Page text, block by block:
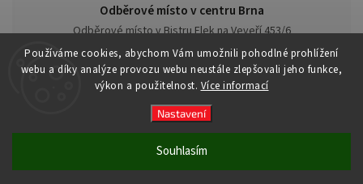
Používáme cookies, abychom Vám umožnili pohodlné prohlížení
webu a díky analýze provozu webu neustále zlepšovali jeho funkce,
výkon a použitelnost. Více informací
Nastavení
Souhlasím
Odběrové místo v centru Brna
Odběrové místo v Bistru Flek na Veveří 453/6
Shoptet| Design